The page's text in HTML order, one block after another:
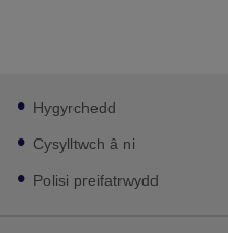
Footer
sub
links
Hygyrchedd
Cysylltwch â ni
Polisi preifatrwydd